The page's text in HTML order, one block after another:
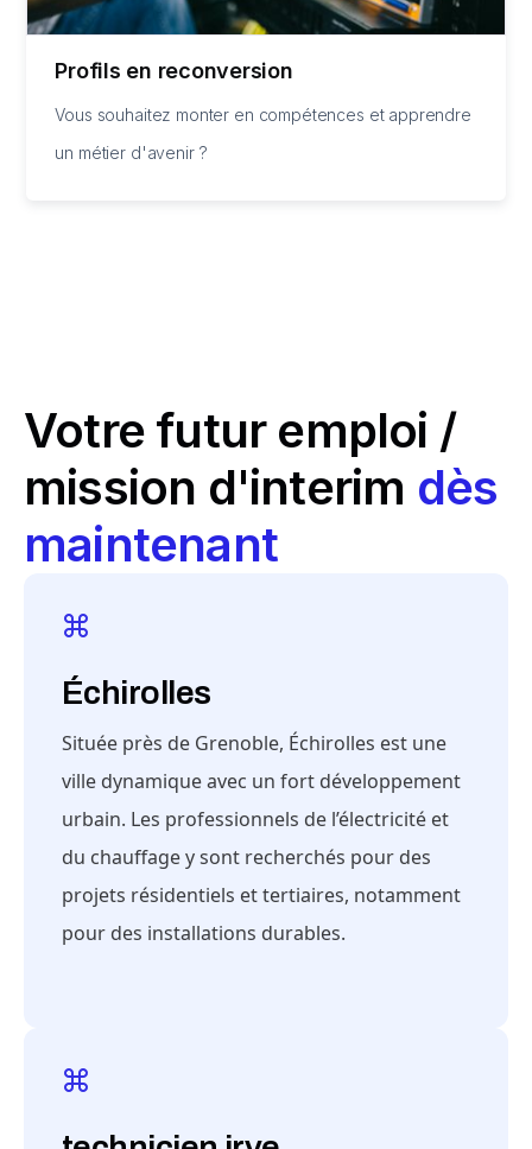
Profils en reconversion
Vous souhaitez monter en compétences et apprendre
un métier d'avenir ?
Votre futur emploi /
mission d'interim dès
maintenant
Échirolles
Située près de Grenoble, Échirolles est une
ville dynamique avec un fort développement
urbain. Les professionnels de l’électricité et
du chauffage y sont recherchés pour des
projets résidentiels et tertiaires, notamment
pour des installations durables.